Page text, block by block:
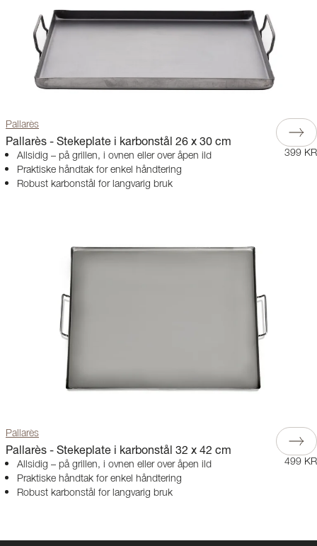
Pallarès
Pallarès - Stekeplate i karbonstål 26 x 30 cm
Allsidig – på grillen, i ovnen eller over åpen ild
Praktiske håndtak for enkel håndtering
Robust karbonstål for langvarig bruk
399 KR
Pallarès
Pallarès - Stekeplate i karbonstål 32 x 42 cm
Allsidig – på grillen, i ovnen eller over åpen ild
Praktiske håndtak for enkel håndtering
Robust karbonstål for langvarig bruk
499 KR